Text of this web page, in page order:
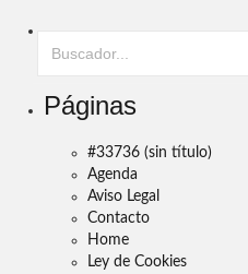
Páginas
#33736 (sin título)
Agenda
Aviso Legal
Contacto
Home
Ley de Cookies